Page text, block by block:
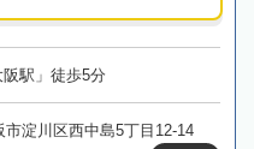
駅」徒歩5分
市淀川区西中島5丁目12-14